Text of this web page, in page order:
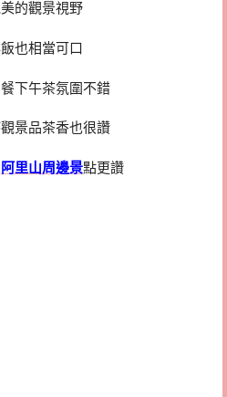
的觀景視野
也相當可口
下午茶氛圍不錯
景品茶香也很讚
阿里山周邊景點更讚